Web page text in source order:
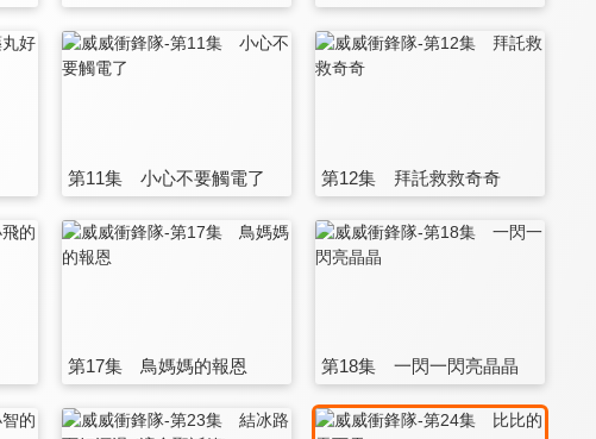
第11集 小心不要觸電了 第12集 拜託救救奇奇
第17集 鳥媽媽的報恩 第18集 一閃一閃亮晶晶